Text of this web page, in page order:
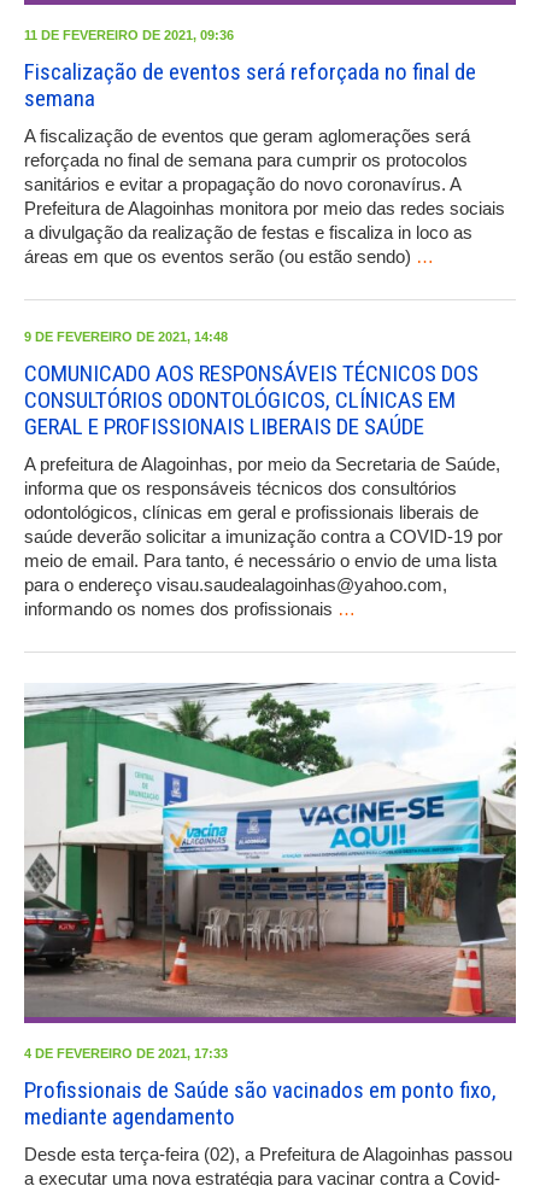
11 DE FEVEREIRO DE 2021, 09:36
Fiscalização de eventos será reforçada no final de
semana
A fiscalização de eventos que geram aglomerações será
reforçada no final de semana para cumprir os protocolos
sanitários e evitar a propagação do novo coronavírus. A
Prefeitura de Alagoinhas monitora por meio das redes sociais
a divulgação da realização de festas e fiscaliza in loco as
áreas em que os eventos serão (ou estão sendo) …
9 DE FEVEREIRO DE 2021, 14:48
COMUNICADO AOS RESPONSÁVEIS TÉCNICOS DOS
CONSULTÓRIOS ODONTOLÓGICOS, CLÍNICAS EM
GERAL E PROFISSIONAIS LIBERAIS DE SAÚDE
A prefeitura de Alagoinhas, por meio da Secretaria de Saúde,
informa que os responsáveis técnicos dos consultórios
odontológicos, clínicas em geral e profissionais liberais de
saúde deverão solicitar a imunização contra a COVID-19 por
meio de email. Para tanto, é necessário o envio de uma lista
para o endereço visau.saudealagoinhas@yahoo.com,
informando os nomes dos profissionais …
4 DE FEVEREIRO DE 2021, 17:33
Profissionais de Saúde são vacinados em ponto fixo,
mediante agendamento
Desde esta terça-feira (02), a Prefeitura de Alagoinhas passou
a executar uma nova estratégia para vacinar contra a Covid-